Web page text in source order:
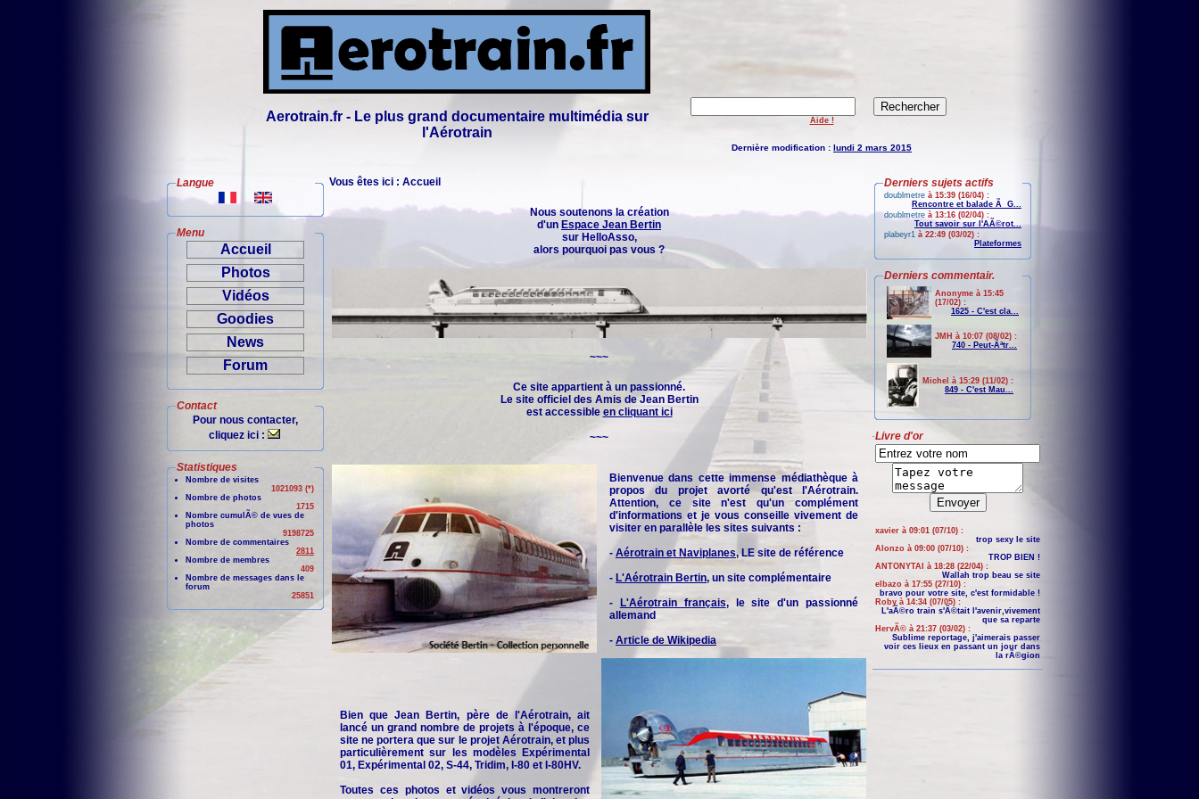
Aerotrain.fr - Le plus grand documentaire multimédia sur
l'Aérotrain
Aide !
Dernière modification : lundi 2 mars 2015
Langue
Menu
Accueil
Photos
Vidéos
Goodies
News
Forum
Contact
Pour nous contacter,
cliquez ici :
Statistiques
Nombre de visites
1021093 (*)
Nombre de photos
1715
Nombre cumulÃ© de vues de
photos
9198725
Nombre de commentaires
2811
Nombre de membres
409
Nombre de messages dans le
forum
25851
Vous êtes ici : Accueil
Nous soutenons la création
d'un Espace Jean Bertin
sur HelloAsso,
alors pourquoi pas vous ?
~~~
Ce site appartient à un passionné.
Le site officiel des Amis de Jean Bertin
est accessible en cliquant ici
~~~
Bienvenue dans cette immense médiathèque à
propos du projet avorté qu'est l'Aérotrain.
Attention, ce site n'est qu'un complément
d'informations et je vous conseille vivement de
visiter en parallèle les sites suivants :
- Aérotrain et Naviplanes, LE site de référence
- L'Aérotrain Bertin, un site complémentaire
-
L'Aérotrain français, le site d'un passionné
allemand
- Article de Wikipedia
Bien que Jean Bertin, père de l'Aérotrain, ait
lancé un grand nombre de projets à l'époque, ce
site ne portera que sur le projet Aérotrain, et plus
particulièrement sur les modèles Expérimental
01, Expérimental 02, S-44, Tridim, I-80 et I-80HV.
Toutes ces photos et vidéos vous montreront
Derniers sujets actifs
doublmetre à 15:39 (16/04) :
Rencontre et balade Ã G...
doublmetre à 13:16 (02/04) :
Tout savoir sur l'AÃ©rot...
plabeyr1 à 22:49 (03/02) :
Plateformes
Derniers commentair.
Anonyme à 15:45
(17/02) :
1625 - C'est cla...
JMH à 10:07 (08/02) :
740 - Peut-Ãªtr...
Michel à 15:29 (11/02) :
849 - C'est Mau...
Livre d'or
xavier à 09:01 (07/10) :
trop sexy le site
Alonzo à 09:00 (07/10) :
TROP BIEN !
ANTONYTAI à 18:28 (22/04) :
Wallah trop beau se site
elbazo à 17:55 (27/10) :
bravo pour votre site, c'est formidable !
Roby à 14:34 (07/05) :
L'aÃ©ro train s'Ã©tait l'avenir,vivement
que sa reparte
HervÃ© à 21:37 (03/02) :
Sublime reportage, j'aimerais passer
voir ces lieux en passant un jour dans
la rÃ©gion